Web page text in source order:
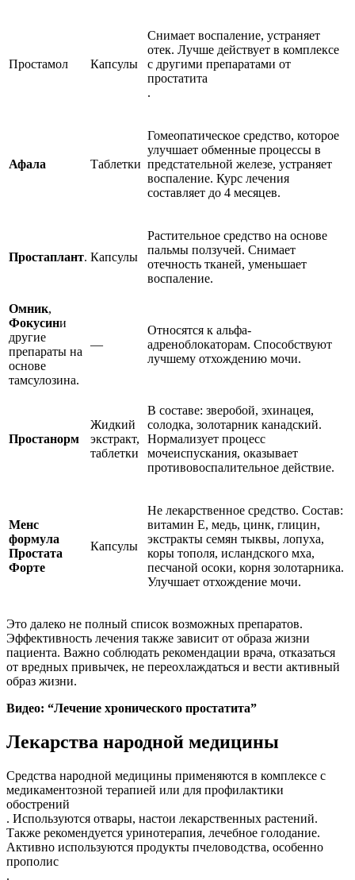
Простамол Капсулы
Снимает воспаление, устраняет
отек. Лучше действует в комплексе
с другими препаратами от
простатита
.
Афала Таблетки
Гомеопатическое средство, которое
улучшает обменные процессы в
предстательной железе, устраняет
воспаление. Курс лечения
составляет до 4 месяцев.
Простаплант. Капсулы
Растительное средство на основе
пальмы ползучей. Снимает
отечность тканей, уменьшает
воспаление.
Омник,
Фокусини
другие
препараты на
основе
тамсулозина.
—
Относятся к альфа-
адреноблокаторам. Способствуют
лучшему отхождению мочи.
Простанорм
Жидкий
экстракт,
таблетки
В составе: зверобой, эхинацея,
солодка, золотарник канадский.
Нормализует процесс
мочеиспускания, оказывает
противовоспалительное действие.
Менс
формула
Простата
Форте
Капсулы
Не лекарственное средство. Состав:
витамин Е, медь, цинк, глицин,
экстракты семян тыквы, лопуха,
коры тополя, исландского мха,
песчаной осоки, корня золотарника.
Улучшает отхождение мочи.
Это далеко не полный список возможных препаратов.
Эффективность лечения также зависит от образа жизни
пациента. Важно соблюдать рекомендации врача, отказаться
от вредных привычек, не переохлаждаться и вести активный
образ жизни.
Видео: “Лечение хронического простатита”
Лекарства народной медицины
Средства народной медицины применяются в комплексе с
медикаментозной терапией или для профилактики
обострений
. Используются отвары, настои лекарственных растений.
Также рекомендуется уринотерапия, лечебное голодание.
Активно используются продукты пчеловодства, особенно
прополис
.